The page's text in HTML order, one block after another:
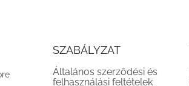
SZABÁLYZAT
Általános szerződési és
felhasználási feltételek